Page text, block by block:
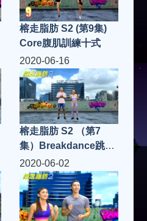
榕走脂肪 S2 (第9集)
Core腹肌訓練十式
2020-06-16
榕走脂肪 S2 （第7
集）Breakdance跳舞
十式
2020-06-02